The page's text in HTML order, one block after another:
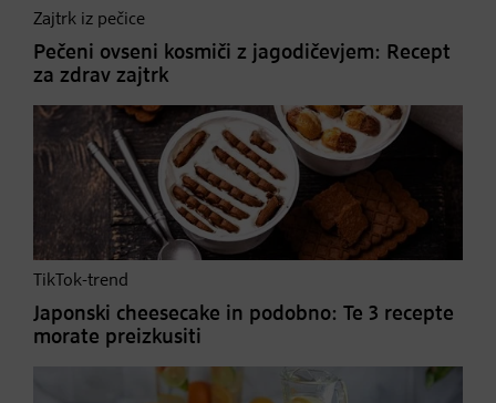
Zajtrk iz pečice
Pečeni ovseni kosmiči z jagodičevjem: Recept
za zdrav zajtrk
TikTok-trend
Japonski cheesecake in podobno: Te 3 recepte
morate preizkusiti